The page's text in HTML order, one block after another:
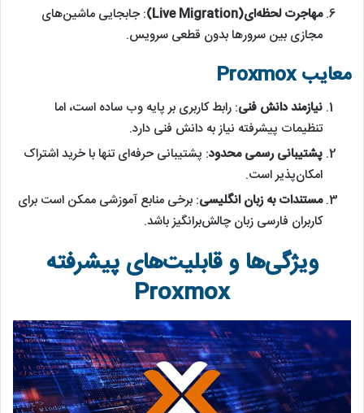
مهاجرت لحظه‌ای(Live Migration)
: جابجایی ماشین‌های
مجازی بین سرورها بدون قطعی سرویس.
معایب Proxmox
نیازمند دانش فنی: رابط کاربری بر پایه وب ساده است، اما
تنظیمات پیشرفته نیاز به دانش فنی دارد.
پشتیبانی رسمی محدود: پشتیبانی حرفه‌ای تنها با خرید اشتراک
امکان‌پذیر است.
مستندات به زبان انگلیسی: برخی منابع آموزشی ممکن است برای
کاربران فارسی زبان چالش‌برانگیز باشد.
ویژگی‌ها و قابلیت‌های پیشرفته
Proxmox